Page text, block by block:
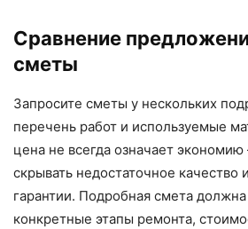
Сравнение
сметы
Запросите сметы у нескольких
перечень работ и используемые
цена не всегда означает
скрывать недостаточное качество
гарантии. Подробная смета
конкретные этапы ремонта,